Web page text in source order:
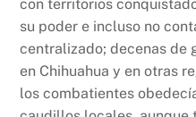
con territorios
su poder e incluso no
centralizado; decenas de
en Chihuahua y en otras
los combatientes